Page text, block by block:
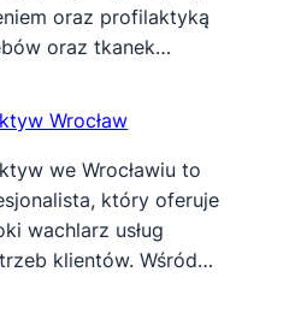
oraz profilaktyką
oraz tkanek…
Wrocław
we Wrocławiu to
który oferuje
wachlarz usług
klientów. Wśród…